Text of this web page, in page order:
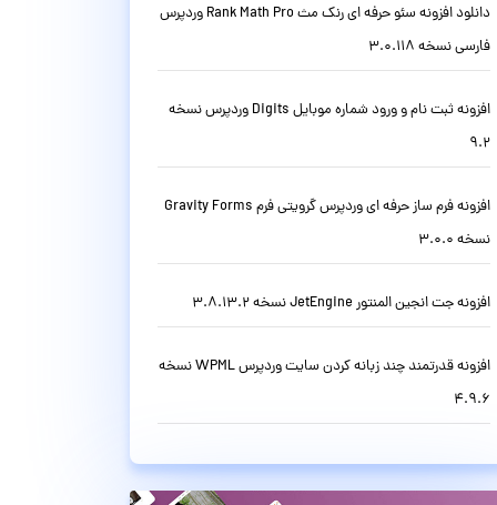
دانلود افزونه سئو حرفه ای رنک مث Rank Math Pro وردپرس
فارسی نسخه 3.0.118
افزونه ثبت نام و ورود شماره موبایل Digits وردپرس نسخه
9.2
افزونه فرم ساز حرفه ای وردپرس گرویتی فرم Gravity Forms
نسخه 3.0.0
افزونه جت انجین المنتور JetEngine نسخه 3.8.13.2
افزونه قدرتمند چند زبانه کردن سایت وردپرس WPML نسخه
4.9.6